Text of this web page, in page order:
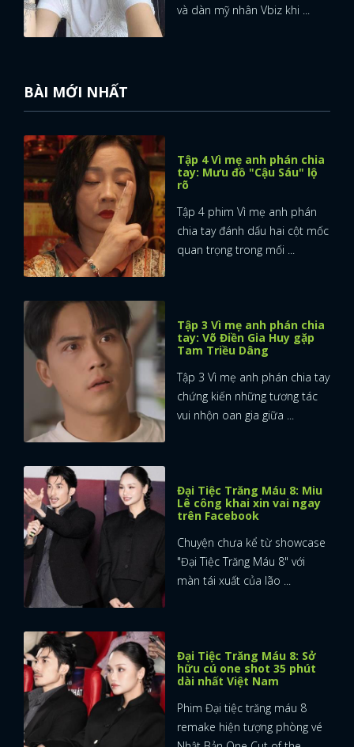
và dàn mỹ nhân Vbiz khi ...
BÀI MỚI NHẤT
Tập 4 Vì mẹ anh phán chia
tay: Mưu đồ "Cậu Sáu" lộ
rõ
Tập 4 phim Vì mẹ anh phán
chia tay đánh dấu hai cột mốc
quan trọng trong mối ...
Tập 3 Vì mẹ anh phán chia
tay: Võ Điền Gia Huy gặp
Tam Triều Dâng
Tập 3 Vì mẹ anh phán chia tay
chứng kiến những tương tác
vui nhộn oan gia giữa ...
Đại Tiệc Trăng Máu 8: Miu
Lê công khai xin vai ngay
trên Facebook
Chuyện chưa kể từ showcase
"Đại Tiệc Trăng Máu 8" với
màn tái xuất của lão ...
Đại Tiệc Trăng Máu 8: Sở
hữu cú one shot 35 phút
dài nhất Việt Nam
Phim Đại tiệc trăng máu 8
remake hiện tượng phòng vé